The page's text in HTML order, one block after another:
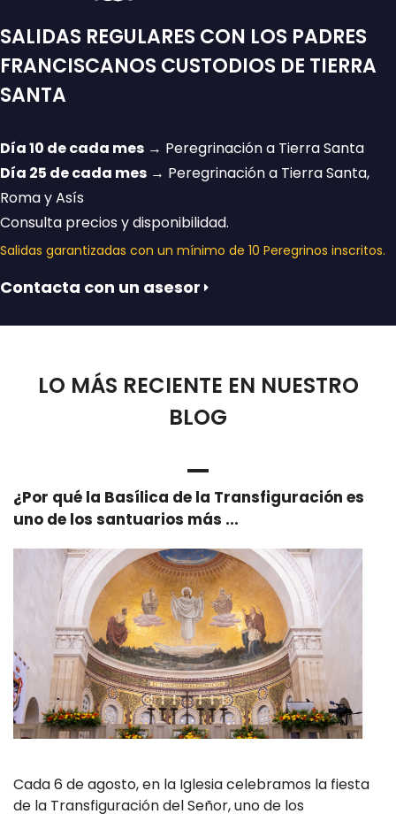
SALIDAS REGULARES CON LOS PADRES
FRANCISCANOS CUSTODIOS DE TIERRA
SANTA
Día 10 de cada mes → Peregrinación a Tierra Santa
Día 25 de cada mes → Peregrinación a Tierra Santa,
Roma y Asís
Consulta precios y disponibilidad.
Salidas garantizadas con un mínimo de 10 Peregrinos inscritos.
Contacta con un asesor
LO MÁS RECIENTE EN NUESTRO
BLOG
¿Por qué la Basílica de la Transfiguración es
uno de los santuarios más ...
Cada 6 de agosto, en la Iglesia celebramos la fiesta
de la Transfiguración del Señor, uno de los